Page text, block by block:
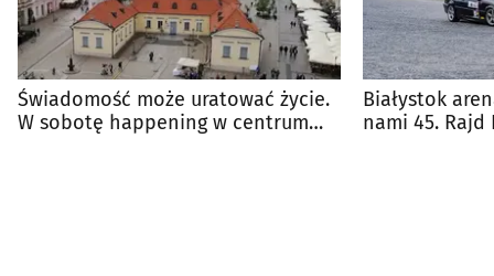
Świadomość może uratować życie.
W sobotę happening w centrum
Białystok
nami 45. Rajd